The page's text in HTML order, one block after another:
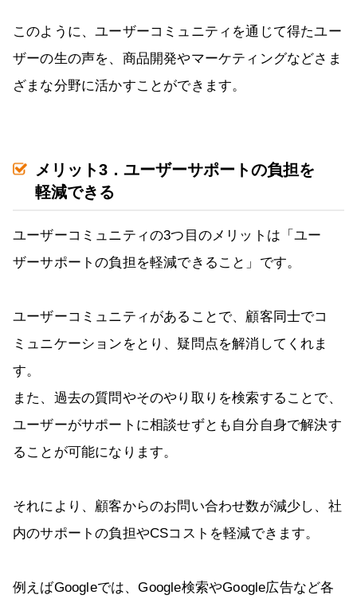
このように、ユーザーコミュニティを通じて得たユー
ザーの生の声を、商品開発やマーケティングなどさま
ざまな分野に活かすことができます。
メリット3．ユーザーサポートの負担を
軽減できる
ユーザーコミュニティの3つ目のメリットは「ユー
ザーサポートの負担を軽減できること」です。
ユーザーコミュニティがあることで、顧客同士でコ
ミュニケーションをとり、疑問点を解消してくれま
す。
また、過去の質問やそのやり取りを検索することで、
ユーザーがサポートに相談せずとも自分自身で解決す
ることが可能になります。
それにより、顧客からのお問い合わせ数が減少し、社
内のサポートの負担やCSコストを軽減できます。
例えばGoogleでは、Google検索やGoogle広告など各